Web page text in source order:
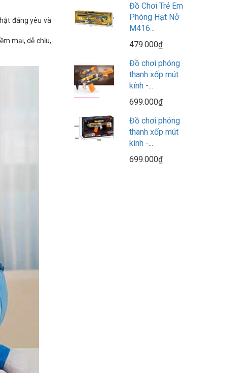
đáng yêu và
mại, dễ chịu,
Đồ Chơi Trẻ Em
Phóng Hạt Nở
M416...
479.000₫
Đồ chơi phóng
thanh xốp mút
kính -...
699.000₫
Đồ chơi phóng
thanh xốp mút
kính -...
699.000₫